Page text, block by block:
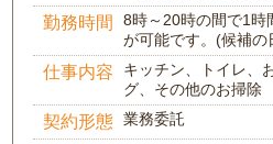
勤務時間
8時～20時の間で1時
が可能です。(候補の
仕事内容
キッチン、トイレ、
グ、その他のお掃除
契約形態 業務委託